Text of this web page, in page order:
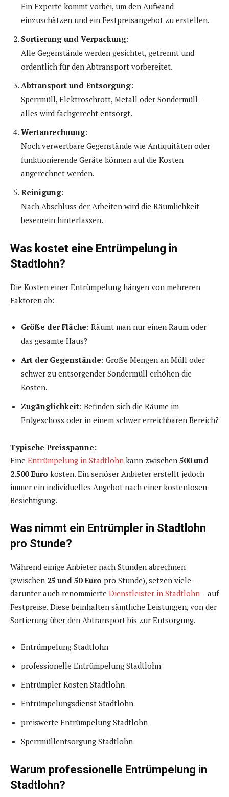
Ein Experte kommt vorbei, um den Aufwand
einzuschätzen und ein Festpreisangebot zu erstellen.
Sortierung und Verpackung:
Alle Gegenstände werden gesichtet, getrennt und
ordentlich für den Abtransport vorbereitet.
Abtransport und Entsorgung:
Sperrmüll, Elektroschrott, Metall oder Sondermüll –
alles wird fachgerecht entsorgt.
Wertanrechnung:
Noch verwertbare Gegenstände wie Antiquitäten oder
funktionierende Geräte können auf die Kosten
angerechnet werden.
Reinigung:
Nach Abschluss der Arbeiten wird die Räumlichkeit
besenrein hinterlassen.
Was kostet eine Entrümpelung in
Stadtlohn?
Die Kosten einer Entrümpelung hängen von mehreren
Faktoren ab:
Größe der Fläche: Räumt man nur einen Raum oder
das gesamte Haus?
Art der Gegenstände: Große Mengen an Müll oder
schwer zu entsorgender Sondermüll erhöhen die
Kosten.
Zugänglichkeit: Befinden sich die Räume im
Erdgeschoss oder in einem schwer erreichbaren Bereich?
Typische Preisspanne:
Eine Entrümpelung in Stadtlohn kann zwischen 500 und
2.500 Euro kosten. Ein seriöser Anbieter erstellt jedoch
immer ein individuelles Angebot nach einer kostenlosen
Besichtigung.
Was nimmt ein Entrümpler in Stadtlohn
pro Stunde?
Während einige Anbieter nach Stunden abrechnen
(zwischen 25 und 50 Euro pro Stunde), setzen viele –
darunter auch renommierte Dienstleister in Stadtlohn – auf
Festpreise. Diese beinhalten sämtliche Leistungen, von der
Sortierung über den Abtransport bis zur Entsorgung.
Entrümpelung Stadtlohn
professionelle Entrümpelung Stadtlohn
Entrümpler Kosten Stadtlohn
Entrümpelungsdienst Stadtlohn
preiswerte Entrümpelung Stadtlohn
Sperrmüllentsorgung Stadtlohn
Warum professionelle Entrümpelung in
Stadtlohn?